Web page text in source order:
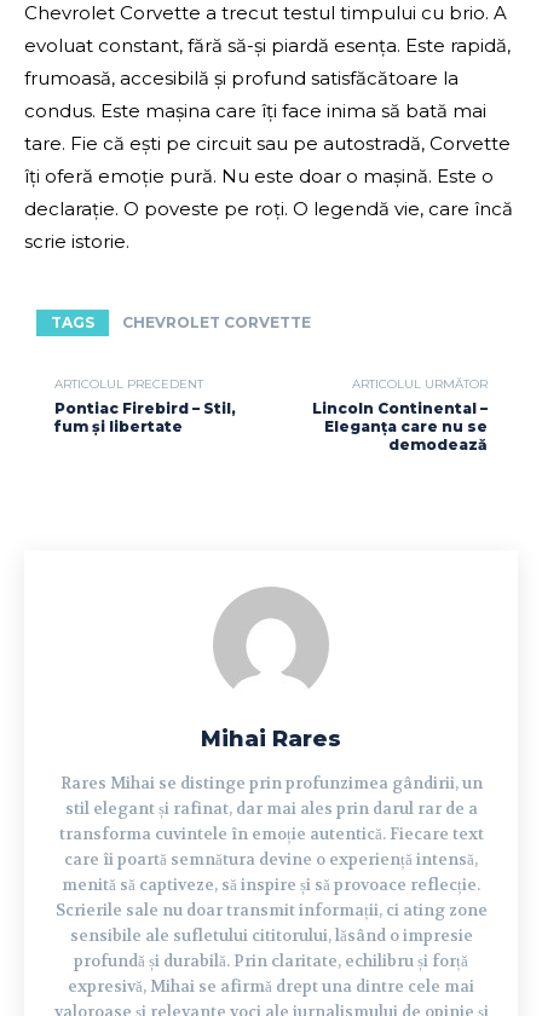
Chevrolet Corvette a trecut testul timpului cu brio. A
evoluat constant, fără să-și piardă esența. Este rapidă,
frumoasă, accesibilă și profund satisfăcătoare la
condus. Este mașina care îți face inima să bată mai
tare. Fie că ești pe circuit sau pe autostradă, Corvette
îți oferă emoție pură. Nu este doar o mașină. Este o
declarație. O poveste pe roți. O legendă vie, care încă
scrie istorie.
TAGS CHEVROLET CORVETTE
ARTICOLUL PRECEDENT
Pontiac Firebird – Stil,
fum și libertate
ARTICOLUL URMĂTOR
Lincoln Continental –
Eleganța care nu se
demodează
Mihai Rares
Rares Mihai se distinge prin profunzimea gândirii, un
stil elegant și rafinat, dar mai ales prin darul rar de a
transforma cuvintele în emoție autentică. Fiecare text
care îi poartă semnătura devine o experiență intensă,
menită să captiveze, să inspire și să provoace reflecție.
Scrierile sale nu doar transmit informații, ci ating zone
sensibile ale sufletului cititorului, lăsând o impresie
profundă și durabilă. Prin claritate, echilibru și forță
expresivă, Mihai se afirmă drept una dintre cele mai